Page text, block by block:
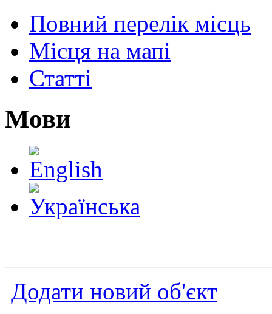
Повний перелік місць
Місця на мапі
Статті
Мови
Додати новий об'єкт